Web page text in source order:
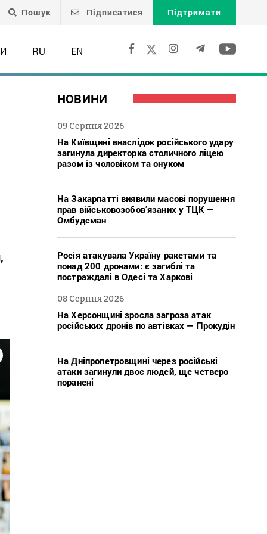
Пошук Підписатися Підтримати
RU EN
НОВИНИ
09 Серпня 2026
На Київщині внаслідок російського удару
загинула директорка столичного ліцею
разом із чоловіком та онуком
На Закарпатті виявили масові порушення
прав військовозобов’язаних у ТЦК —
Омбудсман
Росія атакувала Україну ракетами та
понад 200 дронами: є загиблі та
постраждалі в Одесі та Харкові
08 Серпня 2026
На Херсонщині зросла загроза атак
російських дронів по автівках — Прокудін
На Дніпропетровщині через російські
атаки загинули двоє людей, ще четверо
поранені